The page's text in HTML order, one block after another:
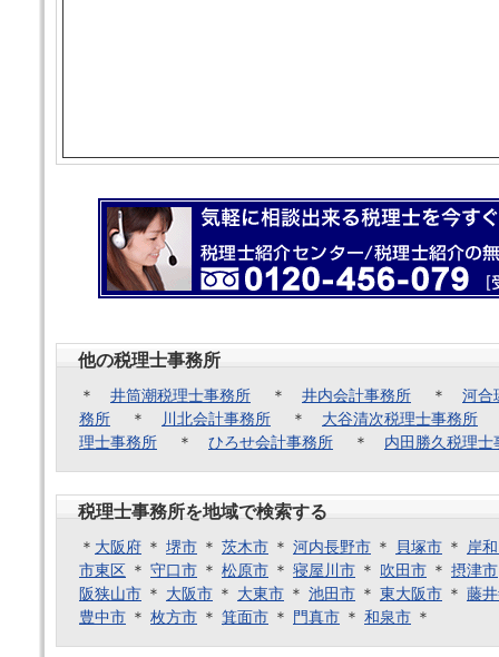
他の税理士事務所
＊ 井筒潮税理士事務所 ＊ 井内会計事務所 ＊ 河合
務所 ＊ 川北会計事務所 ＊ 大谷清次税理士事務所
理士事務所 ＊ ひろせ会計事務所 ＊ 内田勝久税理士
税理士事務所を地域で検索する
＊ 大阪府 ＊ 堺市 ＊ 茨木市 ＊ 河内長野市 ＊ 貝塚市 ＊
岸
市東区 ＊ 守口市 ＊ 松原市 ＊ 寝屋川市 ＊ 吹田市 ＊ 摂津市
阪狭山市 ＊ 大阪市 ＊ 大東市 ＊ 池田市 ＊ 東大阪市 ＊ 藤
豊中市 ＊ 枚方市 ＊ 箕面市 ＊ 門真市 ＊ 和泉市 ＊